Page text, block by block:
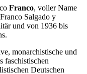
Franco, voller Name
Salgado y
und von 1936 bis
monarchistische und
faschistischen
Deutschen